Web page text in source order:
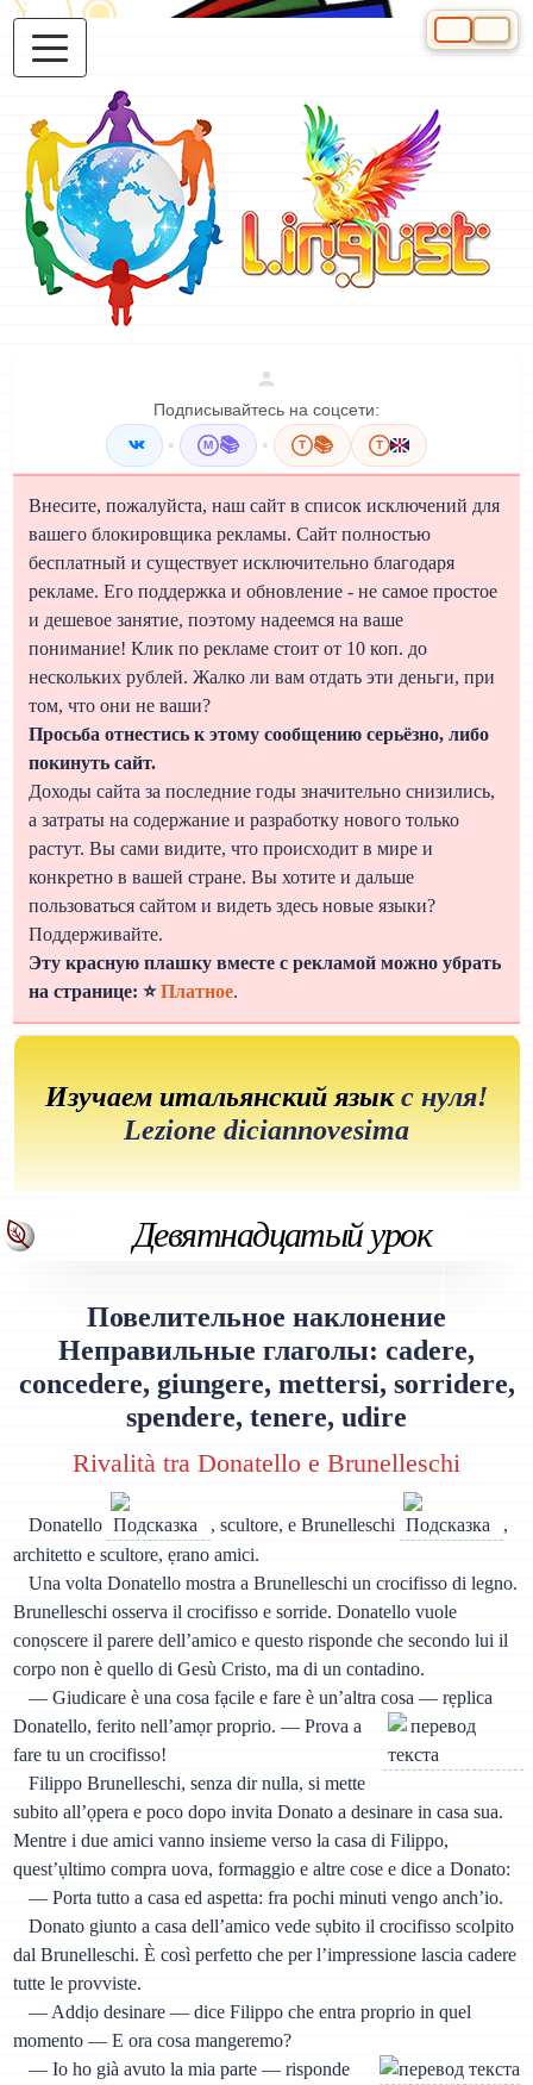
Подписывайтесь на соцсети:
• M 📚 • T 📚 T
Внесите, пожалуйста, наш сайт в список исключений для
вашего блокировщика рекламы. Сайт полностью
бесплатный и существует исключительно благодаря
рекламе. Его поддержка и обновление - не самое простое
и дешевое занятие, поэтому надеемся на ваше
понимание! Клик по рекламе стоит от 10 коп. до
нескольких рублей. Жалко ли вам отдать эти деньги, при
том, что они не ваши?
Просьба отнестись к этому сообщению серьёзно, либо
покинуть сайт.
Доходы сайта за последние годы значительно снизились,
а затраты на содержание и разработку нового только
растут. Вы сами видите, что происходит в мире и
конкретно в вашей стране. Вы хотите и дальше
пользоваться сайтом и видеть здесь новые языки?
Поддерживайте.
Эту красную плашку вместе с рекламой можно убрать
на странице: ⭐Платное.
Изучаем итальянский языкс нуля!
Lezione diciannovesima
Девятнадцатый урок
Повелительное наклонение
Неправильные глаголы: cadere,
concedere, giungere, mettersi, sorridere,
spendere, tenere, udire
Rivalità tra Donatello e Brunelleschi
Donatello , scultore, e Brunelleschi
,
architetto e scultore, ẹrano amici.
Una volta Donatello mostra a Brunelleschi un crocifisso di legno.
Brunelleschi osserva il crocifisso e sorride. Donatello vuole
conọscere il parere dell’amico e questo risponde che secondo lui il
corpo non è quello di Gesù Cristo, ma di un contadino.
— Giudicare è una cosa fạcile e fare è un’altra cosa — rẹplica
Donatello, ferito nell’amọr proprio.— Prova a
fare tu un crocifisso!
Filippo Brunelleschi, senza dir nulla, si mette
subito all’ọpera e poco dopo invita Donato a desinare in casa sua.
Mentre i due amici vanno insieme verso la casa di Filippo,
quest’ụltimo compra uova, formaggio e altre cose e dice a Donato:
— Porta tutto a casa ed aspetta: fra pochi minuti vengo anch’io.
Donato giunto a casa dell’amico vede sụbito il crocifisso scolpito
dal Brunelleschi. È così perfetto che per l’impressione lascia cadere
tutte le provviste.
— Addịo desinare — dice Filippo che entra proprio in quel
momento — E ora cosa mangeremo?
— Io ho già avuto la mia parte — risponde